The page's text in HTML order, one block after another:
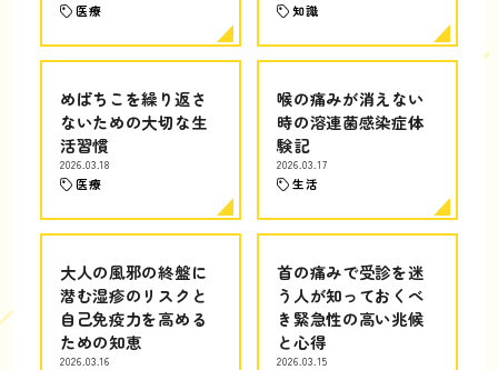
医療 知識
めばちこを繰り返さ
ないための大切な生
活習慣
2026.03.18
医療
喉の痛みが消えない
時の溶連菌感染症体
験記
2026.03.17
生活
大人の風邪の終盤に
潜む湿疹のリスクと
自己免疫力を高める
ための知恵
2026.03.16
首の痛みで受診を迷
う人が知っておくべ
き緊急性の高い兆候
と心得
2026.03.15